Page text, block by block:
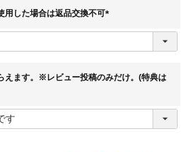
用した場合は返品交換不可
須
えます。※レビュー投稿のみだけ。(特典は